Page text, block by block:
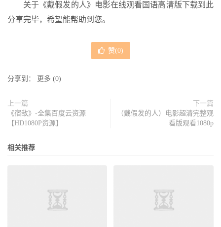
关于《戴假发的人》电影在线观看国语高清版下载到此
分享完毕，希望能帮助到您。
赞(0)
分享到： 更多 (0)
上一篇
《宿敌》-全集百度云资源
【HD1080P资源】
下一篇
（戴假发的人）电影超清完整观
看版观看1080p
相关推荐